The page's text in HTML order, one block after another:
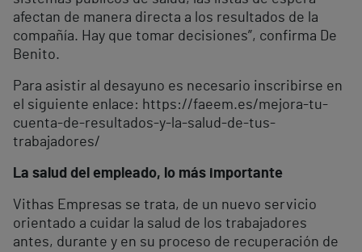
afectan de manera directa a los resultados de la
compañía. Hay que tomar decisiones”, confirma De
Benito.
Para asistir al desayuno es necesario inscribirse en
el siguiente enlace: https://faeem.es/mejora-tu-
cuenta-de-resultados-y-la-salud-de-tus-
trabajadores/
La salud del empleado, lo más importante
Vithas Empresas se trata, de un nuevo servicio
orientado a cuidar la salud de los trabajadores
antes, durante y en su proceso de recuperación de